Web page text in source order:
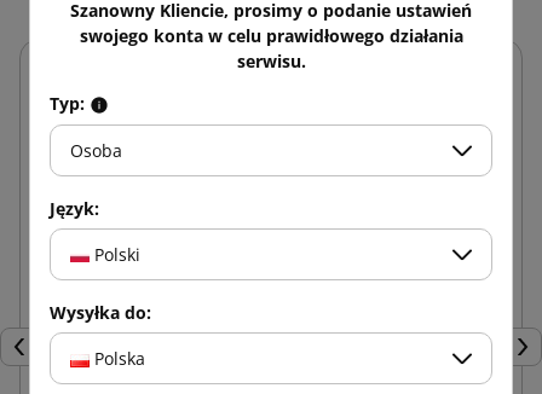
Poprzedni
Szanowny Kliencie, prosimy o podanie ustawień
swojego konta w celu prawidłowego działania
serwisu.
Typ:
Osoba
Język:
Polski
Wysyłka do:
Polska